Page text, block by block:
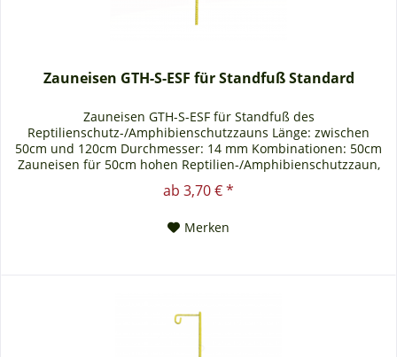
Zauneisen GTH-S-ESF für Standfuß Standard
Zauneisen GTH-S-ESF für Standfuß des
Reptilienschutz-/Amphibienschutzzauns Länge: zwischen
50cm und 120cm Durchmesser: 14 mm Kombinationen: 50cm
Zauneisen für 50cm hohen Reptilien-/Amphibienschutzzaun,
usw. Immer die selbe Höhe von Zauneisen und
Reptilienschutzzaun bestellen. WICHTIG: Nur in Verbindung
standard und...
ab 3,70 € *
Merken